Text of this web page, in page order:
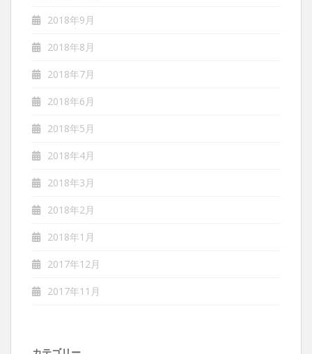
2018年9月
2018年8月
2018年7月
2018年6月
2018年5月
2018年4月
2018年3月
2018年2月
2018年1月
2017年12月
2017年11月